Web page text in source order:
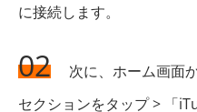
に接続します。
02
次に、ホーム画面
セクションをタップ > 「